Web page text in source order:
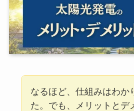
なるほど、仕組みはわか
た。でも、メリットとデ